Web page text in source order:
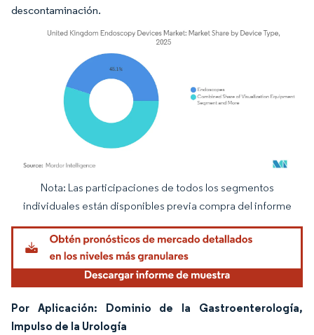
descontaminación.
Imagen © Mordor Intelligence. El uso requiere atribución según CC BY 4.0.
Nota: Las participaciones de todos los segmentos
individuales están disponibles previa compra del informe
Por Aplicación: Dominio de la Gastroenterología,
Impulso de la Urología